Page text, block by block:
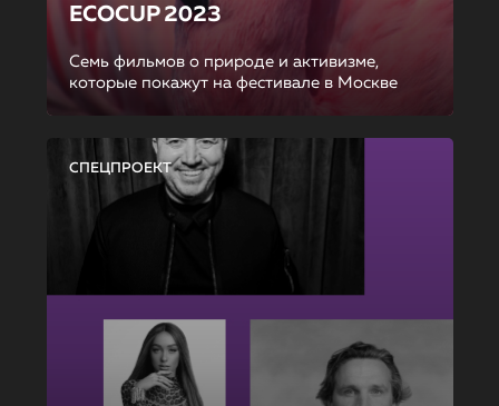
ECOCUP 2023
Семь фильмов о природе и активизме,
которые покажут на фестивале в Москве
СПЕЦПРОЕКТ